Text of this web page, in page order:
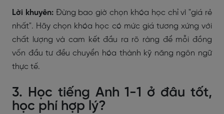
Lời khuyên: Đừng bao giờ chọn khóa học chỉ vì "giá rẻ
nhất". Hãy chọn khóa học có mức giá tương xứng với
chất lượng và cam kết đầu ra rõ ràng để mỗi đồng
vốn đầu tư đều chuyển hóa thành kỹ năng ngôn ngữ
thực tế.
3. Học tiếng Anh 1-1 ở đâu tốt,
học phí hợp lý?